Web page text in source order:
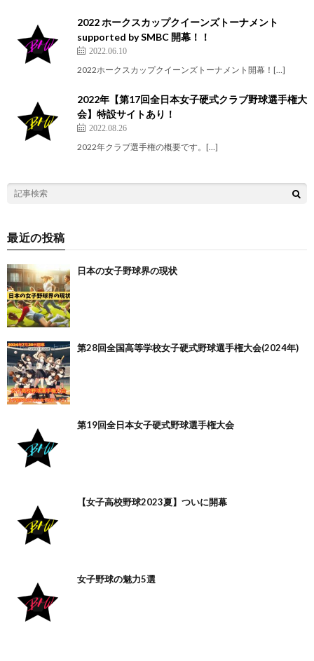
2022 ホークスカップクイーンズトーナメント
supported by SMBC 開幕！！
2022.06.10
2022ホークスカップクイーンズトーナメント開幕！[…]
2022年【第17回全日本女子硬式クラブ野球選手権大
会】特設サイトあり！
2022.08.26
2022年クラブ選手権の概要です。[…]
最近の投稿
日本の女子野球界の現状
第28回全国高等学校女子硬式野球選手権大会(2024年)
第19回全日本女子硬式野球選手権大会
【女子高校野球2023夏】ついに開幕
女子野球の魅力5選